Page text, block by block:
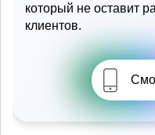
который не оставит
клиентов.